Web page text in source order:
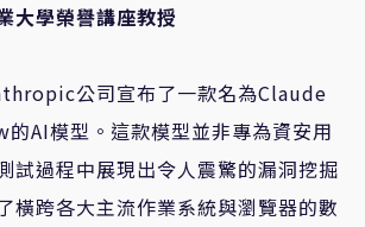
大學榮譽講座教授
公司宣布了一款名為Claude
的AI模型。這款模型並非專為資安用
試過程中展現出令人震驚的漏洞挖掘
橫跨各大主流作業系統與瀏覽器的數